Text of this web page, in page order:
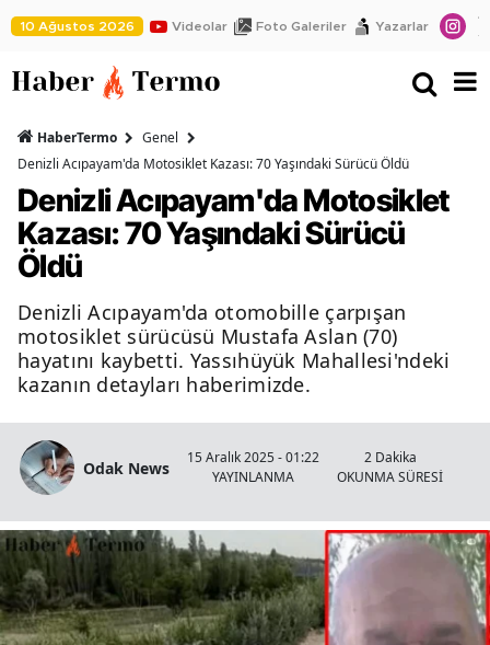
10 Ağustos 2026 Videolar Foto Galeriler Yazarlar
HaberTermo
Genel
Denizli Acıpayam'da Motosiklet Kazası: 70 Yaşındaki Sürücü Öldü
Denizli Acıpayam'da Motosiklet
Kazası: 70 Yaşındaki Sürücü
Öldü
Denizli Acıpayam'da otomobille çarpışan
motosiklet sürücüsü Mustafa Aslan (70)
hayatını kaybetti. Yassıhüyük Mahallesi'ndeki
kazanın detayları haberimizde.
Odak News
15 Aralık 2025 - 01:22
YAYINLANMA
2 Dakika
OKUNMA SÜRESİ